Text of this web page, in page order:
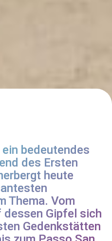
bedeutendes
des Ersten
heute
Thema. Vom
dessen Gipfel sich
Gedenkstätten